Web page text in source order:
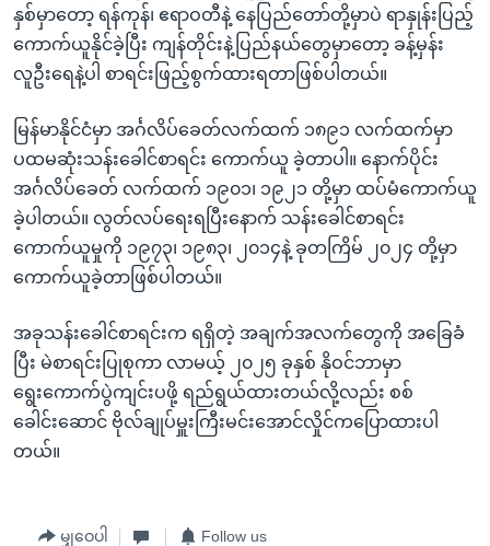
နှစ်မှာတော့ ရန်ကုန်၊ ဧရာဝတီနဲ့ နေပြည်တော်တို့မှာပဲ ရာနှုန်းပြည့်
ကောက်ယူနိုင်ခဲ့ပြီး ကျန်တိုင်းနဲ့ပြည်နယ်တွေမှာတော့ ခန့်မှန်း
လူဦးရေနဲ့ပါ စာရင်းဖြည့်စွက်ထားရတာဖြစ်ပါတယ်။
မြန်မာနိုင်ငံမှာ အင်္ဂလိပ်ခေတ်လက်ထက် ၁၈၉၁ လက်ထက်မှာ
ပထမဆုံးသန်းခေါင်စာရင်း ကောက်ယူ ခဲ့တာပါ။ နောက်ပိုင်း
အင်္ဂလိပ်ခေတ် လက်ထက် ၁၉၀၁၊ ၁၉၂၁ တို့မှာ ထပ်မံကောက်ယူ
ခဲ့ပါတယ်။ လွတ်လပ်ရေးရပြီးနောက် သန်းခေါင်စာရင်း
ကောက်ယူမှုကို ၁၉၇၃၊ ၁၉၈၃၊ ၂၀၁၄နဲ့ ခုတကြိမ် ၂၀၂၄ တို့မှာ
ကောက်ယူခဲ့တာဖြစ်ပါတယ်။
အခုသန်းခေါင်စာရင်းက ရရှိတဲ့ အချက်အလက်တွေကို အခြေခံ
ပြီး မဲစာရင်းပြုစုကာ လာမယ့် ၂၀၂၅ ခုနှစ် နိုဝင်ဘာမှာ
ရွေးကောက်ပွဲကျင်းပဖို့ ရည်ရွယ်ထားတယ်လို့လည်း စစ်
ခေါင်းဆောင် ဗိုလ်ချုပ်မှူးကြီးမင်းအောင်လှိုင်ကပြောထားပါ
တယ်။
မျှဝေပါ Follow us